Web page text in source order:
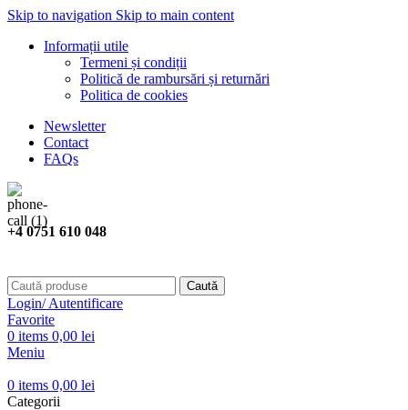
Skip to navigation Skip to main content
Informații utile
Termeni și condiții
Politică de rambursări și returnări
Politica de cookies
Newsletter
Contact
FAQs
+4 0751 610 048
Caută
Login/ Autentificare
Favorite
0 items 0,00 lei
Meniu
0 items 0,00 lei
Categorii